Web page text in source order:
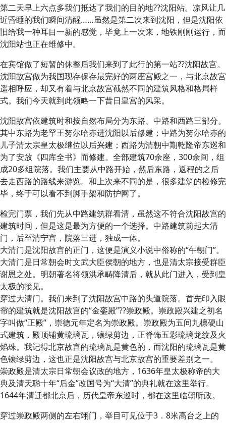
第二天早上六点多我们抵达了我们的目的地??沈阳站。凉风让几
近昏睡的我们瞬间清醒……虽然是第二次来到沈阳，但是沈阳依
旧给我一种耳目一新的感觉，毕竟上一次来，地铁刚刚运行，而
沈阳站也正在维修中。
在宾馆做了短暂的休整后我们来到了此行的第一站??沈阳故宫。
沈阳故宫做为我国现存保存最完好的两座宫殿之一，与北京故宫
遥相呼应，却又有着与北京故宫截然不同的建筑风格和格局样
式。我们今天就到此领略一下昔日皇宫的风采。
沈阳故宫依建筑时和按自然布局分为东路、中路和西路三部分。
其中东路为老罕王努尔哈赤进沈阳以后修建；中路为努尔哈赤的
儿子清太宗皇太极继位以后兴建；西路为清朝中期乾隆帝东巡和
为了安放《四库全书》而修建。全部建筑70余座，300余间，组
成20多组院落。我们主要从中路开始，然后东路，返程的之后
去走西路的路线来游览。和上次来不同的是，很多建筑的检修完
毕，终于可以看不到脚手架和防护网了。
检完门票，我们先从中路建筑群看清，虽然这不符合沈阳故宫的
建筑时间，但是这是最为方便的一个选择。中路建筑前起大清
门，后至清宁宫，院落三进，独成一体。
大清门是沈阳故宫的正门，这便是演义小说中俗称的“午朝门”。
大清门是日常朝会时文武大臣侯朝的地方，也是清太宗接受群臣
谢恩之处。明朝著名将领洪承畴降清后，就从此门进入，受到皇
太极的接见。
穿过大清门。我们来到了沈阳故宫中路的头道院落。首先印入眼
帘的建筑就是沈阳故宫的“金銮殿”??崇政殿。崇政殿兴建之初名
字叫做“正殿”，崇德元年定名为崇政殿。崇政殿为五间九檩硬山
式建筑，殿顶铺黄琉璃瓦，镶绿剪边，正脊饰五彩琉璃龙纹及火
焰珠。我记得北京故宫的琉璃瓦是黄色的，而沈阳的琉璃瓦是黄
色镶绿剪边，这也正是沈阳故宫与北京故宫的重要差别之一。
崇政殿是清太宗日常朝会议政的地方，1636年皇太极称帝的大
典及清天聪十年“后金”改国号为“大清”的典礼就在这里举行。
1644年清迁都北京后，历代皇帝东巡时，都在这里临朝听政。
穿过崇政殿两侧的左右翊门，举目可见位于3．8米高台之上的